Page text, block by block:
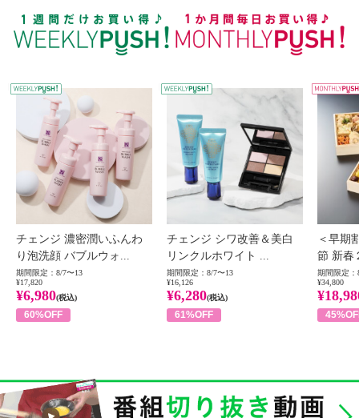
WEEKLY PUSH
チェンジ 濃密潤いふんわ
り泡洗顔 バブルウォ...
期間限定：8/7〜13
¥17,820
¥6,980(税込)
60%OFF
チェンジ シワ改善＆美白
リンクルホワイト ...
期間限定：8/7〜13
¥16,126
¥6,280(税込)
61%OFF
＜早期
節 新春
期間限定：
¥34,800